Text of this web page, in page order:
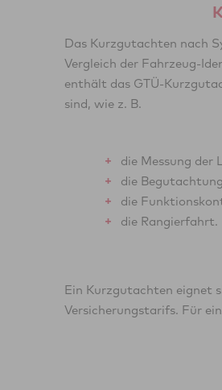
Das Kurzgutachten nach
Vergleich der Fahrzeug-
enthält das GTÜ-
sind, wie z. B.
die Messung der
die
die
die Rangierfahrt.
Ein Kurzgutachten eignet
Versicherungstarifs. Für
ist es jedoch nicht